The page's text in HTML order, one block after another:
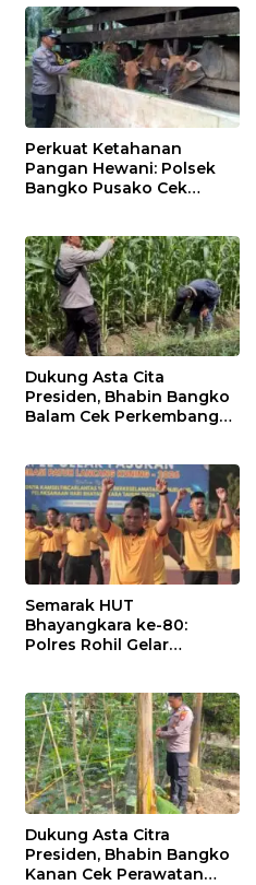
Perkuat Ketahanan
Pangan Hewani: Polsek
Bangko Pusako Cek
Dukung Asta Cita
Presiden, Bhabin Bangko
Balam Cek Perkembangan
Semarak HUT
Bhayangkara ke-80:
Polres Rohil Gelar
Dukung Asta Citra
Presiden, Bhabin Bangko
Kanan Cek Perawatan